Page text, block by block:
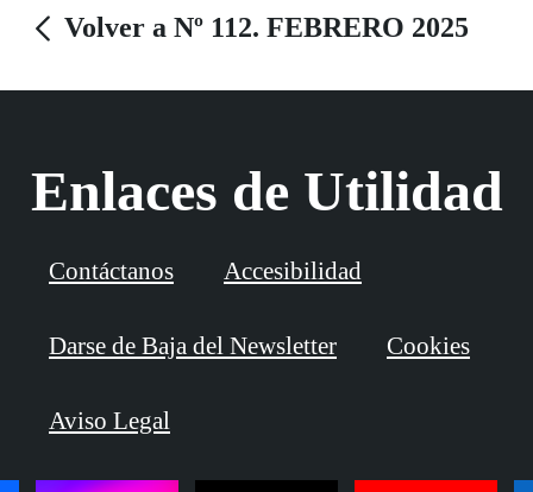
Volver a Nº 112. FEBRERO 2025
Enlaces de Utilidad
Contáctanos Accesibilidad
Darse de Baja del Newsletter Cookies
Aviso Legal